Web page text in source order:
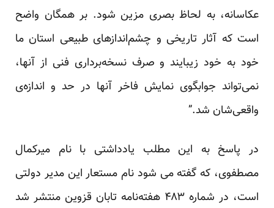
عکاسانه، به لحاظ بصری مزین شود. بر همگان واضح
است که آثار تاریخی و چشم‌اندازهای طبیعی استان ما
خود به خود زیبایند و صرف نسخه‌برداری فنی از آنها،
نمی‌تواند جوابگوی نمایش فاخر آنها در حد و اندازه‌ی
واقعی‌شان شد.”
در پاسخ به این مطلب یادداشتی با نام میرکمال
مصطفوی، که گفته می شود نام مستعار این مدیر دولتی
است، در شماره ۴۸۳ هفته‌نامه تابان قزوین منتشر شد